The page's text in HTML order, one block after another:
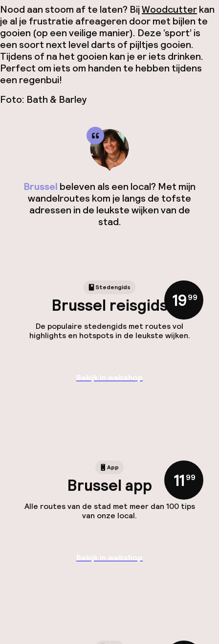
Nood aan stoom af te laten? BijWoodcutterkan
je al je frustratie afreageren door met bijlen te
gooien (op een veilige manier). Deze ‘sport’ is
een soort next level darts of pijltjes gooien.
Tijdens of na het gooien kan je er iets drinken.
Perfect om iets om handen te hebben tijdens
een regenbui!
Foto: Bath & Barley
Brussel beleven als een local? Met mijn
wandelroutes kom je langs de tofste
adressen in de leukste wijken van de
stad.
Stedengids
Brussel reisgids
De populaire stedengids met routes vol
highlights en hotspots in de leukste wijken.
19,99
Bekijk in webshop
App
Brussel app
Alle routes van de stad met meer dan 100 tips
van onze local.
11 ,99
Bekijk in webshop